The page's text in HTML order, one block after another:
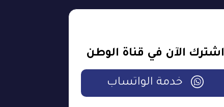
اشترك الآن في قناة الوطن
خدمة الواتساب